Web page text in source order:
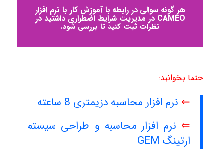
هر گونه سوالی در رابطه با آموزش کار با نرم افزار
CAMEO در مدیریت شرایط اضطراری داشتید در
نظرات ثبت کنید تا بررسی شود.
حتما بخوانید:
⇐ نرم افزار محاسبه دزیمتری 8 ساعته
⇐ نرم افزار محاسبه و طراحی سیستم
ارتینگ GEM